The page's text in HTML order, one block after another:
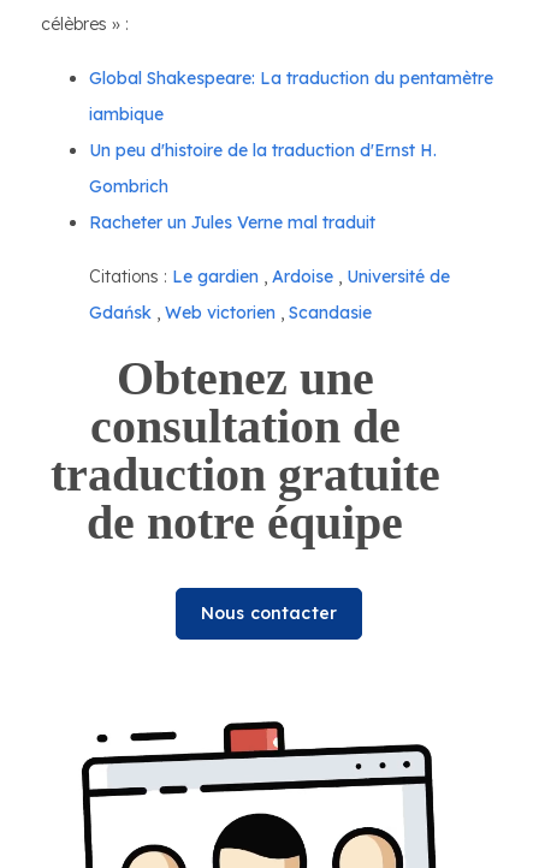
célèbres » :
Global Shakespeare: La traduction du pentamètre
iambique
Un peu d'histoire de la traduction d'Ernst H.
Gombrich
Racheter un Jules Verne mal traduit
Citations : Le gardien , Ardoise , Université de
Gdańsk , Web victorien , Scandasie
Obtenez une
consultation de
traduction gratuite
de notre équipe
Nous contacter